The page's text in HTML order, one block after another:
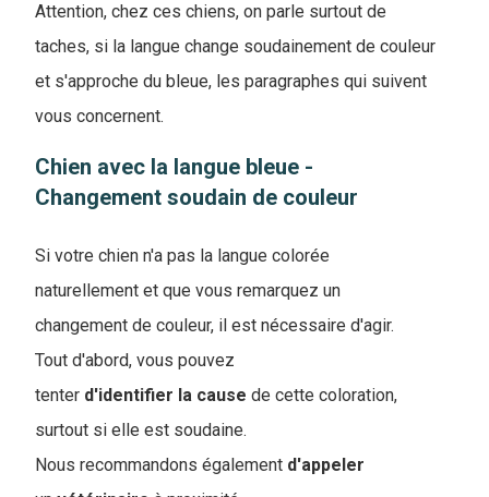
Attention, chez ces chiens, on parle surtout de
taches, si la langue change soudainement de couleur
et s'approche du bleue, les paragraphes qui suivent
vous concernent.
Chien avec la langue bleue -
Changement soudain de couleur
Si votre chien n'a pas la langue colorée
naturellement et que vous remarquez un
changement de couleur, il est nécessaire d'agir.
Tout d'abord, vous pouvez
tenter d'identifier la cause de cette coloration,
surtout si elle est soudaine.
Nous recommandons également d'appeler